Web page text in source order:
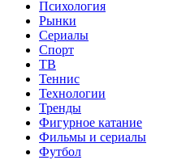
Психология
Рынки
Сериалы
Спорт
ТВ
Теннис
Технологии
Тренды
Фигурное катание
Фильмы и сериалы
Футбол